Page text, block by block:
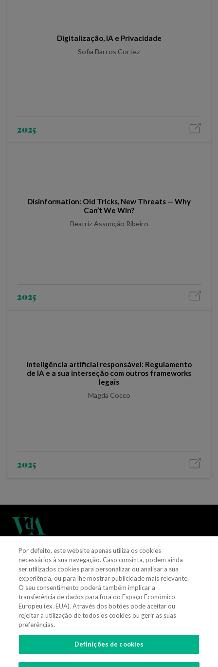
Digitalização, IA e Privacidade
Sofia Barros Cortez
2025
Disinformation: Old Tricks, New Threats — Why
Can’t We Win?
Beatriz Assunção Ribeiro
2025
Inteligência artificial responsável: Regulamento
de IA e a sua interseção com outros frameworks
legais
Magda Cocco
2025
(+351) 21 311 3400
vieiradealmeida@vda.pt
Obter direções
CONTACTE-NOS
Por defeito, este website apenas utiliza os cookies
necessários à sua navegação. Caso consinta, podem ainda
ser utilizados cookies para personalizar ou analisar a sua
experiência, ou para lhe mostrar publicidade mais relevante.
O seu consentimento poderá também implicar a
transferência de dados para fora do Espaço Económico
Europeu (ex. EUA). Através dos botões pode aceitar ou
rejeitar a utilização de todos os cookies ou gerir as suas
preferências.
Definições de cookies